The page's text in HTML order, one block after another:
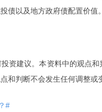
债以及地方政府债配置价值
资建议。本资料中的观点
和判断不会发生任何调整
#